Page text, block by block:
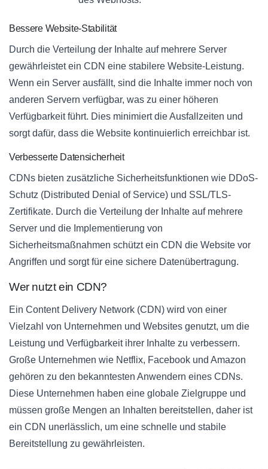
Bessere Website-Stabilität
Durch die Verteilung der Inhalte auf mehrere Server
gewährleistet ein CDN eine stabilere Website-Leistung.
Wenn ein Server ausfällt, sind die Inhalte immer noch von
anderen Servern verfügbar, was zu einer höheren
Verfügbarkeit führt. Dies minimiert die Ausfallzeiten und
sorgt dafür, dass die Website kontinuierlich erreichbar ist.
Verbesserte Datensicherheit
CDNs bieten zusätzliche Sicherheitsfunktionen wie DDoS-
Schutz (Distributed Denial of Service) und SSL/TLS-
Zertifikate. Durch die Verteilung der Inhalte auf mehrere
Server und die Implementierung von
Sicherheitsmaßnahmen schützt ein CDN die Website vor
Angriffen und sorgt für eine sichere Datenübertragung.
Wer nutzt ein CDN?
Ein Content Delivery Network (CDN) wird von einer
Vielzahl von Unternehmen und Websites genutzt, um die
Leistung und Verfügbarkeit ihrer Inhalte zu verbessern.
Große Unternehmen wie Netflix, Facebook und Amazon
gehören zu den bekanntesten Anwendern eines CDNs.
Diese Unternehmen haben eine globale Zielgruppe und
müssen große Mengen an Inhalten bereitstellen, daher ist
ein CDN unerlässlich, um eine schnelle und stabile
Bereitstellung zu gewährleisten.